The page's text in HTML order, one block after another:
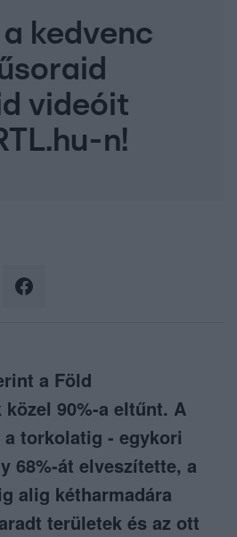
a kedvenc
videóit
n!
a Föld
90%-a eltűnt. A
torkolatig - egykori
68%-át elveszítette, a
alig kétharmadára
területek és az ott